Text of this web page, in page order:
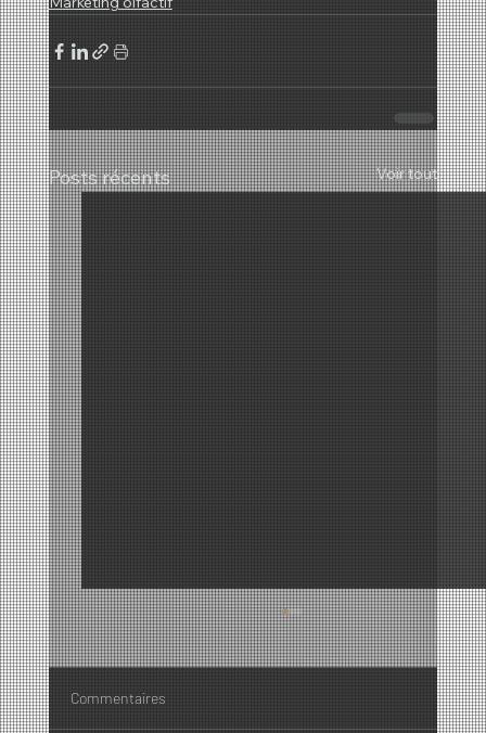
Posts récents Voir tout
Commentaires